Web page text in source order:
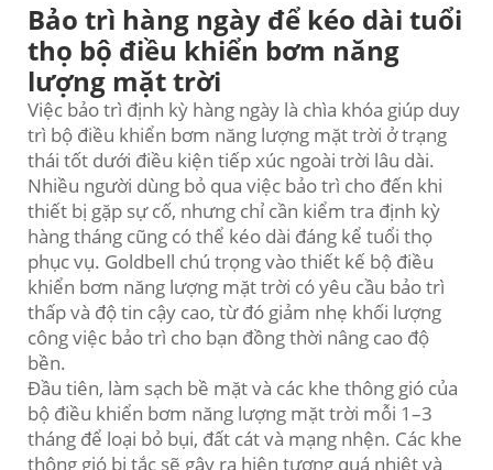
Bảo trì hàng ngày để kéo dài tuổi
thọ bộ điều khiển bơm năng
lượng mặt trời
Việc bảo trì định kỳ hàng ngày là chìa khóa giúp duy
trì bộ điều khiển bơm năng lượng mặt trời ở trạng
thái tốt dưới điều kiện tiếp xúc ngoài trời lâu dài.
Nhiều người dùng bỏ qua việc bảo trì cho đến khi
thiết bị gặp sự cố, nhưng chỉ cần kiểm tra định kỳ
hàng tháng cũng có thể kéo dài đáng kể tuổi thọ
phục vụ. Goldbell chú trọng vào thiết kế bộ điều
khiển bơm năng lượng mặt trời có yêu cầu bảo trì
thấp và độ tin cậy cao, từ đó giảm nhẹ khối lượng
công việc bảo trì cho bạn đồng thời nâng cao độ
bền.
Đầu tiên, làm sạch bề mặt và các khe thông gió của
bộ điều khiển bơm năng lượng mặt trời mỗi 1–3
tháng để loại bỏ bụi, đất cát và mạng nhện. Các khe
thông gió bị tắc sẽ gây ra hiện tượng quá nhiệt và